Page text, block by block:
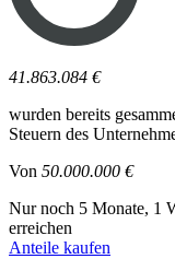
41.863.084 €
wurden bereits
Steuern des
Von 50.000.000 €
Nur noch 5 Monate, 1
erreichen
Anteile kaufen